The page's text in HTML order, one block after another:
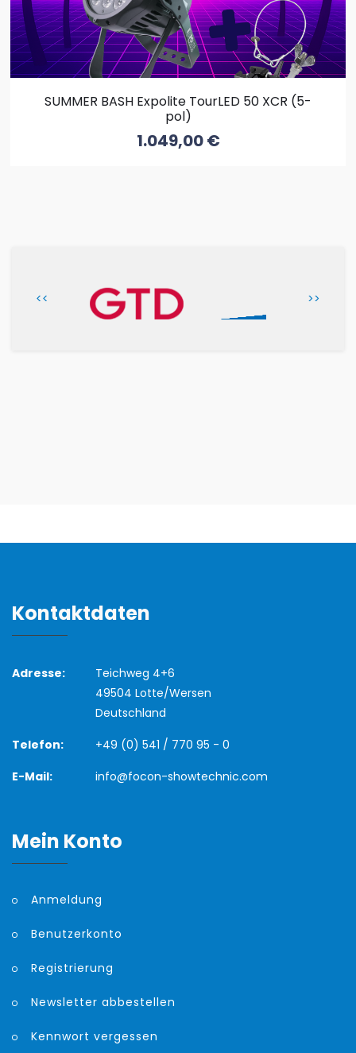
SUMMER BASH Expolite TourLED 50 XCR (5-
pol)
1.049,00€
<< >>
Kontaktdaten
Adresse:
Teichweg 4+6
49504 Lotte/Wersen
Deutschland
Telefon:
+49 (0) 541 / 770 95 - 0
E-Mail:
info@focon-showtechnic.com
Mein Konto
Anmeldung
Benutzerkonto
Registrierung
Newsletter abbestellen
Kennwort vergessen